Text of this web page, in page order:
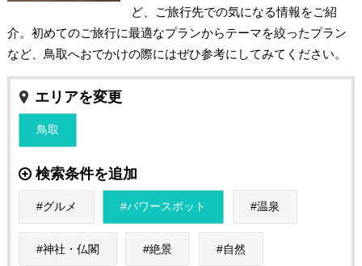
ど、ご旅行先での気になる情報をご紹
介。初めてのご旅行に最適なプランからテーマを絞ったプラン
など、鳥取へおでかけの際にはぜひ参考にしてみてください。
エリアを変更
鳥取
検索条件を追加
グルメ パワースポット 温泉
神社・仏閣 絶景 自然